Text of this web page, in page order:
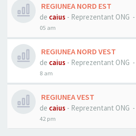
REGIUNEA NORD EST
de caius - Reprezentant ONG -
05 am
REGIUNEA NORD VEST
de caius - Reprezentant ONG -
8 am
REGIUNEA VEST
de caius - Reprezentant ONG -
42 pm